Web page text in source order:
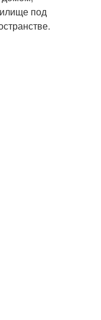
под